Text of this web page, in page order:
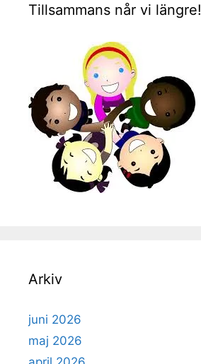
Tillsammans når vi längre!
Arkiv
juni 2026
maj 2026